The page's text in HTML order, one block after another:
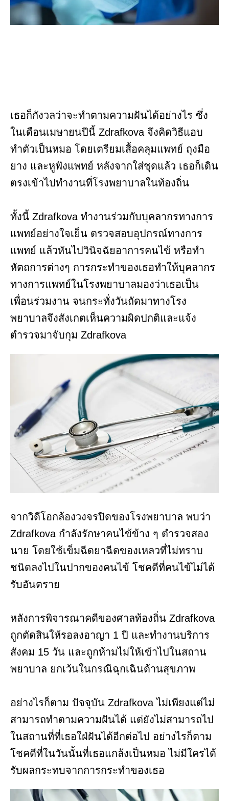
เธอก็กังวลว่าจะทำตามความฝันได้อย่างไร ซึ่ง
ในเดือนเมษายนปีนี้ Zdrafkova จึงคิดวิธีแอบ
ทำตัวเป็นหมอ โดยเตรียมเสื้อคลุมแพทย์ ถุงมือ
ยาง และหูฟังแพทย์ หลังจากใส่ชุดแล้ว เธอก็เดิน
ตรงเข้าไปทำงานที่โรงพยาบาลในท้องถิ่น
ทั้งนี้ Zdrafkova ทำงานร่วมกับบุคลากรทางการ
แพทย์อย่างใจเย็น ตรวจสอบอุปกรณ์ทางการ
แพทย์ แล้วหันไปวินิจฉัยอาการคนไข้ หรือทำ
หัตถการต่างๆ การกระทำของเธอทำให้บุคลากร
ทางการแพทย์ในโรงพยาบาลมองว่าเธอเป็น
เพื่อนร่วมงาน จนกระทั่งวันถัดมาทางโรง
พยาบาลจึงสังเกตเห็นความผิดปกติและแจ้ง
ตำรวจมาจับกุม Zdrafkova
จากวิดีโอกล้องวงจรปิดของโรงพยาบาล พบว่า
Zdrafkova กำลังรักษาคนไข้ข้าง ๆ ตำรวจสอง
นาย โดยใช้เข็มฉีดยาฉีดของเหลวที่ไม่ทราบ
ชนิดลงไปในปากของคนไข้ โชคดีที่คนไข้ไม่ได้
รับอันตราย
หลังการพิจารณาคดีของศาลท้องถิ่น Zdrafkova
ถูกตัดสินให้รอลงอาญา 1 ปี และทำงานบริการ
สังคม 15 วัน และถูกห้ามไม่ให้เข้าไปในสถาน
พยาบาล ยกเว้นในกรณีฉุกเฉินด้านสุขภาพ
อย่างไรก็ตาม ปัจจุบัน Zdrafkova ไม่เพียงแต่ไม่
สามารถทำตามความฝันได้ แต่ยังไม่สามารถไป
ในสถานที่ที่เธอใฝ่ฝันได้อีกต่อไป อย่างไรก็ตาม
โชคดีที่ในวันนั้นที่เธอแกล้งเป็นหมอ ไม่มีใครได้
รับผลกระทบจากการกระทำของเธอ